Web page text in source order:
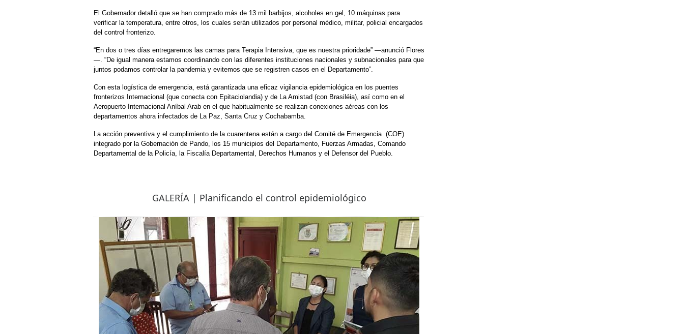
El Gobernador detalló que se han comprado más de 13 mil barbijos, alcoholes en gel, 10 máquinas para
verificar la temperatura, entre otros, los cuales serán utilizados por personal médico, militar, policial encargados
del control fronterizo.
“En dos o tres días entregaremos las camas para Terapia Intensiva, que es nuestra prioridade” —anunció Flores
—. “De igual manera estamos coordinando con las diferentes instituciones nacionales y subnacionales para que
juntos podamos controlar la pandemia y evitemos que se registren casos en el Departamento”.
Con esta logística de emergencia, está garantizada una eficaz vigilancia epidemiológica en los puentes
fronterizos Internacional (que conecta con Epitaciolandia) y de La Amistad (con Brasiléia), así como en el
Aeropuerto Internacional Aníbal Arab en el que habitualmente se realizan conexiones aéreas con los
departamentos ahora infectados de La Paz, Santa Cruz y Cochabamba.
La acción preventiva y el cumplimiento de la cuarentena están a cargo del Comité de Emergencia (COE)
integrado por la Gobernación de Pando, los 15 municipios del Departamento, Fuerzas Armadas, Comando
Departamental de la Policía, la Fiscalía Departamental, Derechos Humanos y el Defensor del Pueblo.
GALERÍA | Planificando el control epidemiológico